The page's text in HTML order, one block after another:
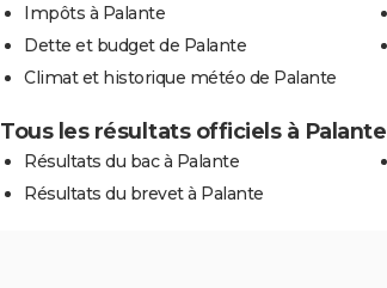
Impôts à Palante
Dette et budget de Palante
Climat et historique météo de Palante
Tous les résultats officiels à Palante
Résultats du bac à Palante
Résultats du brevet à Palante